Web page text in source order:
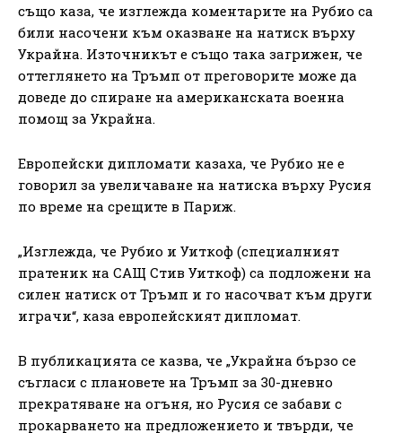
също каза, че изглежда коментарите на Рубио са
били насочени към оказване на натиск върху
Украйна. Източникът е също така загрижен, че
оттеглянето на Тръмп от преговорите може да
доведе до спиране на американската военна
помощ за Украйна.
Европейски дипломати казаха, че Рубио не е
говорил за увеличаване на натиска върху Русия
по време на срещите в Париж.
„Изглежда, че Рубио и Уиткоф (специалният
пратеник на САЩ Стив Уиткоф) са подложени на
силен натиск от Тръмп и го насочват към други
играчи“, каза европейският дипломат.
В публикацията се казва, че „Украйна бързо се
съгласи с плановете на Тръмп за 30-дневно
прекратяване на огъня, но Русия се забави с
прокарването на предложението и твърди, че